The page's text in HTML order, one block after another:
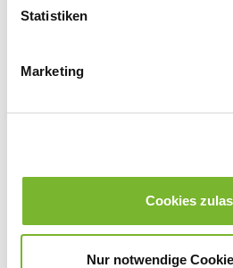
Statistiken
Marketing
Cookies
Nur notwendige
Digitoxin - Intoxikation
Aktionstag am 4. Dezember